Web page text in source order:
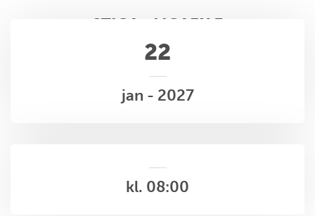
STIGA - LIGAEN 3
22
jan - 2027
kl. 08:00